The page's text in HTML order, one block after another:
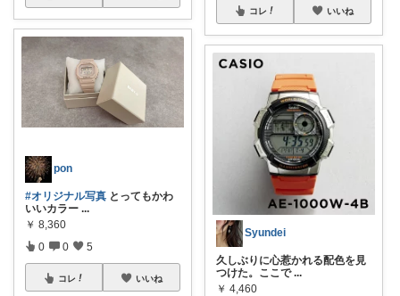
pon
#オリジナル写真 とってもかわ
いいカラー ...
￥ 8,360
0 0 5
コレ いいね
コレ いいね
Syundei
久しぶりに心惹かれる配色を見
つけた。ここで ...
￥ 4,460